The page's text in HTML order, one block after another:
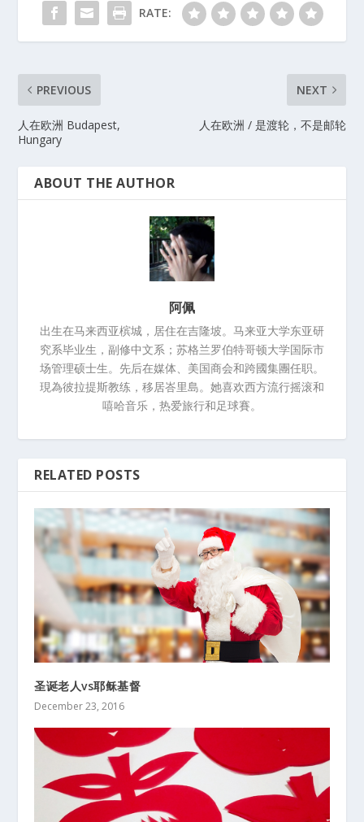
RATE:
PREVIOUS
人在欧洲 Budapest,
Hungary
NEXT
人在欧洲 / 是渡轮，不是邮轮
ABOUT THE AUTHOR
阿佩
出生在马来西亚槟城，居住在吉隆坡。马来亚大学东亚研
究系毕业生，副修中文系；苏格兰罗伯特哥顿大学国际市
场管理硕士生。先后在媒体、美国商会和跨國集團任职。
現為彼拉提斯教练，移居峇里島。她喜欢西方流行摇滚和
嘻哈音乐，热爱旅行和足球賽。
RELATED POSTS
圣诞老人vs耶稣基督
December 23, 2016